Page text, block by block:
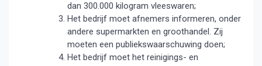
dan 300.000 kilogram vleeswaren;
Het bedrijf moet afnemers informeren, onder
andere supermarkten en groothandel. Zij
moeten een publiekswaarschuwing doen;
Het bedrijf moet het reinigings- en